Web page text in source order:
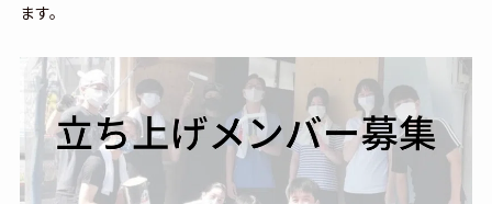
ます。